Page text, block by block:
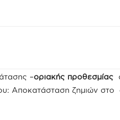
–οριακής προθεσμίας
ζημιών στο